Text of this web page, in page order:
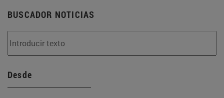
BUSCADOR NOTICIAS
Desde